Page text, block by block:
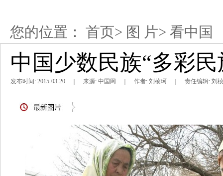
您的位置： 首页> 图 片> 看中国
中国少数民族“多彩
发布时间: 2015-03-20 ｜ 来源: 中国网 ｜ 作者: 刘桢珂 ｜ 责任编辑: 刘